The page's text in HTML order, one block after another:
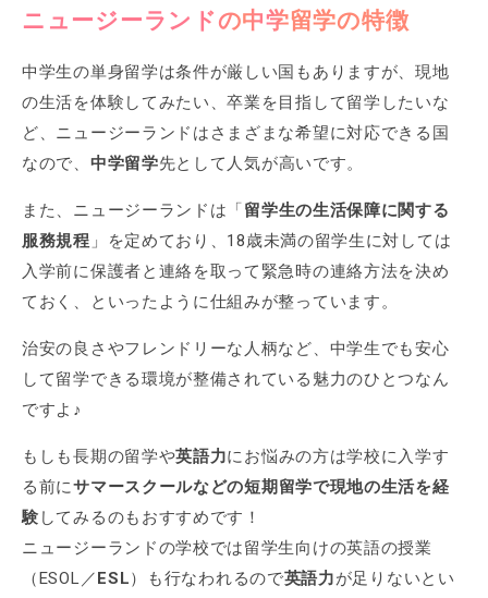
ニュージーランドの中学留学の特徴
中学生の単身留学は条件が厳しい国もありますが、現地
の生活を体験してみたい、卒業を目指して留学したいな
ど、ニュージーランドはさまざまな希望に対応できる国
なので、 中学留学先として人気が高いです。
また、ニュージーランドは「留学生の生活保障に関する
服務規程 」を定めており、18歳未満の留学生に対しては
入学前に保護者と連絡を取って緊急時の連絡方法を決め
ておく、といったように仕組みが整っています。
治安の良さやフレンドリーな人柄など、中学生でも安心
して留学できる環境が整備されている魅力のひとつなん
ですよ♪
もしも長期の留学や英語力にお悩みの方は学校に入学す
る前にサマースクールなどの短期留学で現地の生活を経
験 してみるのもおすすめです！
ニュージーランドの学校では留学生向けの英語の授業
（ESOL／ESL）も行なわれるので英語力が足りないとい